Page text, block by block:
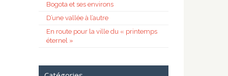
Bogota et ses environs
D’une vallée à l’autre
En route pour la ville du « printemps
éternel »